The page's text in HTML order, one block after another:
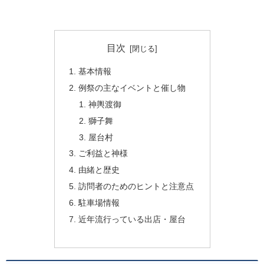
目次
基本情報
例祭の主なイベントと催し物
神輿渡御
獅子舞
屋台村
ご利益と神様
由緒と歴史
訪問者のためのヒントと注意点
駐車場情報
近年流行っている出店・屋台